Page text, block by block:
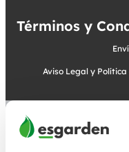
Términos y
Aviso Legal y